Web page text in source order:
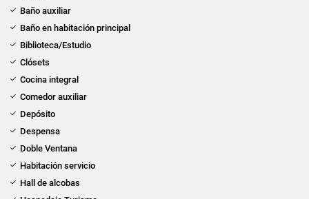
Baño auxiliar
Baño en habitación principal
Biblioteca/Estudio
Clósets
Cocina integral
Comedor auxiliar
Depósito
Despensa
Doble Ventana
Habitación servicio
Hall de alcobas